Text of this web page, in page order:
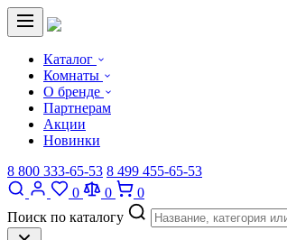
Каталог
Комнаты
О бренде
Партнерам
Акции
Новинки
8 800 333-65-53 8 499 455-65-53
0
0
0
Поиск по каталогу